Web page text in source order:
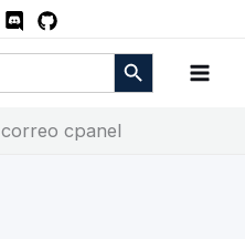
Botón de búsqueda
correo cpanel